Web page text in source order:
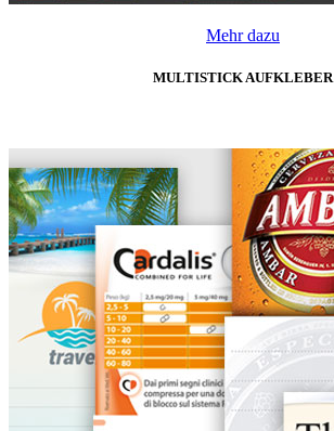
Mehr dazu
MULTISTICK AUFKLEBER